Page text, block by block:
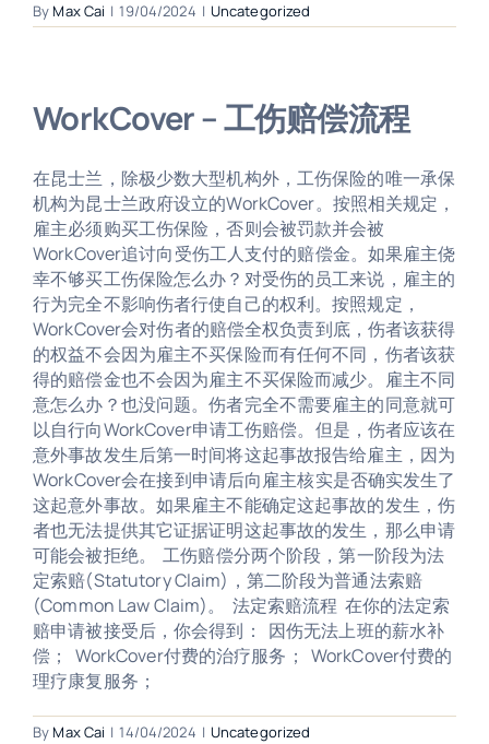
ByMax Cai | 19/04/2024 | Uncategorized
WorkCover – 工伤赔偿流程
在昆士兰，除极少数大型机构外，工伤保险的唯一承保
机构为昆士兰政府设立的WorkCover。按照相关规定，
雇主必须购买工伤保险，否则会被罚款并会被
WorkCover追讨向受伤工人支付的赔偿金。如果雇主侥
幸不够买工伤保险怎么办？对受伤的员工来说，雇主的
行为完全不影响伤者行使自己的权利。按照规定，
WorkCover会对伤者的赔偿全权负责到底，伤者该获得
的权益不会因为雇主不买保险而有任何不同，伤者该获
得的赔偿金也不会因为雇主不买保险而减少。雇主不同
意怎么办？也没问题。伤者完全不需要雇主的同意就可
以自行向WorkCover申请工伤赔偿。但是，伤者应该在
意外事故发生后第一时间将这起事故报告给雇主，因为
WorkCover会在接到申请后向雇主核实是否确实发生了
这起意外事故。如果雇主不能确定这起事故的发生，伤
者也无法提供其它证据证明这起事故的发生，那么申请
可能会被拒绝。 工伤赔偿分两个阶段，第一阶段为法
定索赔(Statutory Claim)，第二阶段为普通法索赔
(Common Law Claim)。 法定索赔流程 在你的法定索
赔申请被接受后，你会得到： 因伤无法上班的薪水补
偿； WorkCover付费的治疗服务； WorkCover付费的
理疗康复服务；
ByMax Cai | 14/04/2024 | Uncategorized